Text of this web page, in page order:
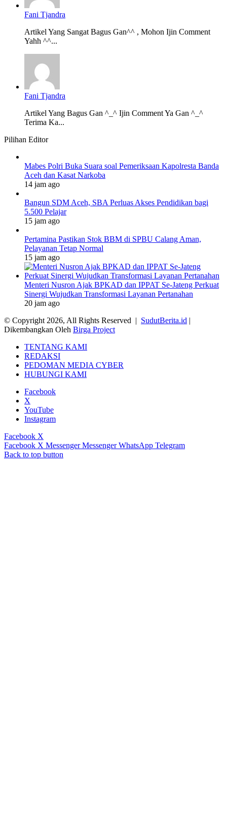
Fani Tjandra
Artikel Yang Sangat Bagus Gan^^ , Mohon Ijin Comment
Yahh ^^...
Fani Tjandra
Artikel Yang Bagus Gan ^_^ Ijin Comment Ya Gan ^_^
Terima Ka...
Pilihan Editor
Mabes Polri Buka Suara soal Pemeriksaan Kapolresta Banda
Aceh dan Kasat Narkoba
14 jam ago
Bangun SDM Aceh, SBA Perluas Akses Pendidikan bagi
5.500 Pelajar
15 jam ago
Pertamina Pastikan Stok BBM di SPBU Calang Aman,
Pelayanan Tetap Normal
15 jam ago
Menteri Nusron Ajak BPKAD dan IPPAT Se-Jateng Perkuat
Sinergi Wujudkan Transformasi Layanan Pertanahan
20 jam ago
© Copyright 2026, All Rights Reserved | SudutBerita.id |
Dikembangkan Oleh Birga Project
TENTANG KAMI
REDAKSI
PEDOMAN MEDIA CYBER
HUBUNGI KAMI
Facebook
X
YouTube
Instagram
Facebook X
Facebook X Messenger Messenger WhatsApp Telegram
Back to top button